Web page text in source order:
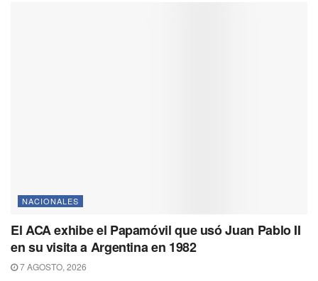
NACIONALES
El ACA exhibe el Papamóvil que usó Juan Pablo II
en su visita a Argentina en 1982
7 AGOSTO, 2026